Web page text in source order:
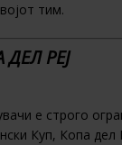
тим.
РЕЈ
е строго
Куп, Копа дел